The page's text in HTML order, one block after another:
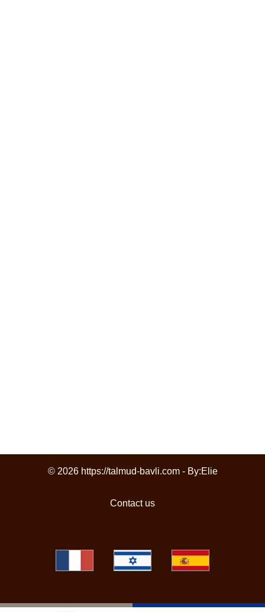
© 2026 https://talmud-bavli.com - By:Elie
Contact us